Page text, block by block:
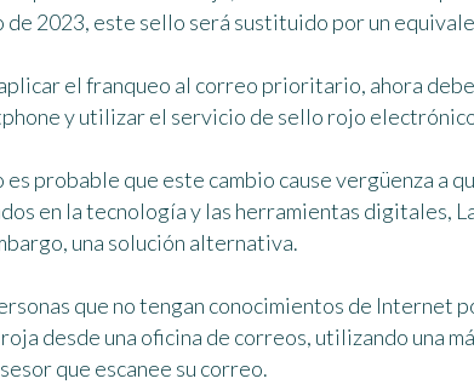
de 2023, este sello será sustituido por un
el franqueo al correo prioritario, ahora
yutilizar el servicio de sello rojo
es probable que este cambio cause vergüenza a
en la tecnología y las herramientas digitales,
una solución alternativa.
que no tengan conocimientos de Internet
desde una oficina de correos, utilizando una
que escanee su correo.